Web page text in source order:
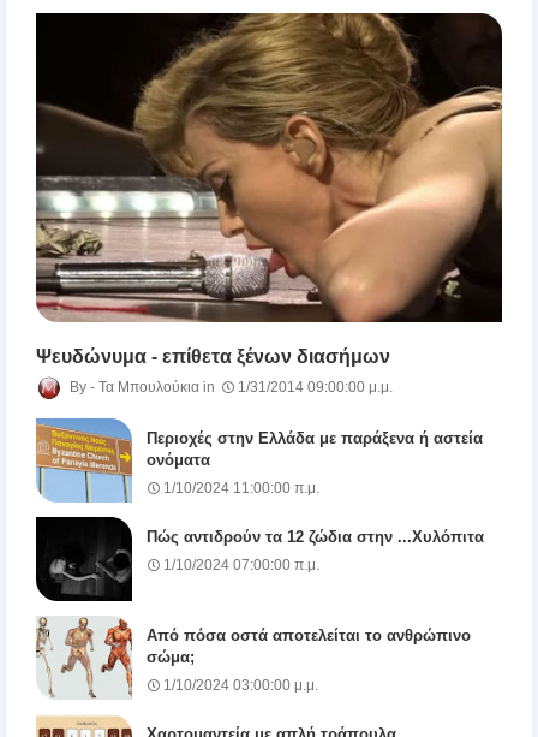
Ψευδώνυμα - επίθετα ξένων διασήμων
Τα Μπουλούκια 1/31/2014 09:00:00 μ.μ.
Περιοχές στην Ελλάδα με παράξενα ή αστεία
ονόματα
1/10/2024 11:00:00 π.μ.
Πώς αντιδρούν τα 12 ζώδια στην ...Χυλόπιτα
1/10/2024 07:00:00 π.μ.
Από πόσα οστά αποτελείται το ανθρώπινο
σώμα;
1/10/2024 03:00:00 μ.μ.